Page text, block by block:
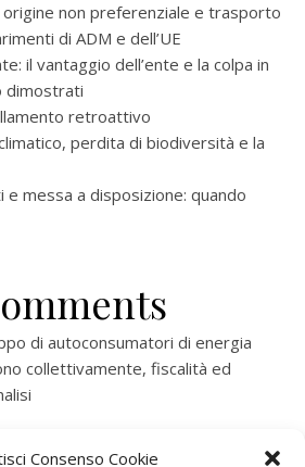
Consenso Cookie
origine non preferenziale e trasporto
di ADM e dell’UE
il vantaggio dell’ente e la colpa in
dimostrati
retroattivo
perdita di biodiversità e la
messa a disposizione: quando
di autoconsumatori di energia
collettivamente, fiscalità ed
collettivamente, fiscalità ed